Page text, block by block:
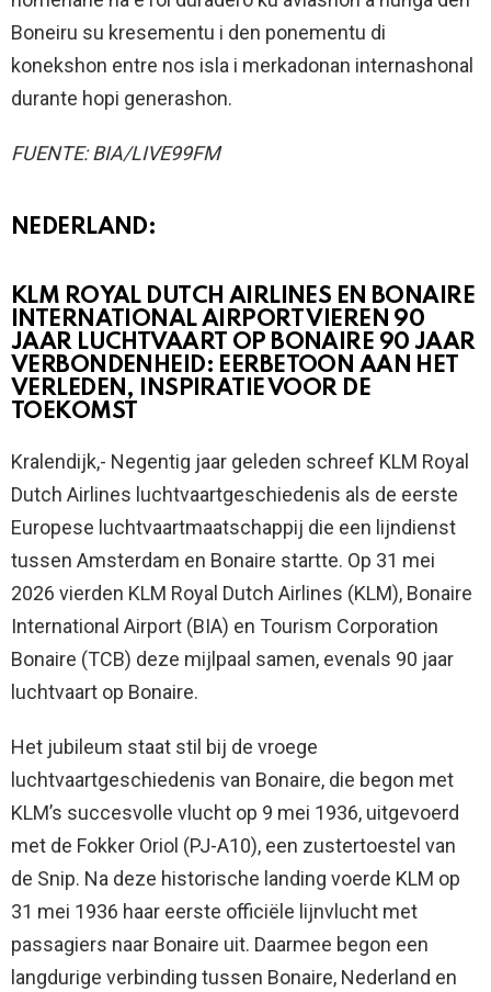
Boneiru su kresementu i den ponementu di
konekshon entre nos isla i merkadonan internashonal
durante hopi generashon.
FUENTE: BIA/LIVE99FM
NEDERLAND:
KLM ROYAL DUTCH AIRLINES EN BONAIRE
INTERNATIONAL AIRPORT VIEREN 90
JAAR LUCHTVAART OP BONAIRE 90 JAAR
VERBONDENHEID: EERBETOON AAN HET
VERLEDEN, INSPIRATIE VOOR DE
TOEKOMST
Kralendijk,- Negentig jaar geleden schreef KLM Royal
Dutch Airlines luchtvaartgeschiedenis als de eerste
Europese luchtvaartmaatschappij die een lijndienst
tussen Amsterdam en Bonaire startte. Op 31 mei
2026 vierden KLM Royal Dutch Airlines (KLM), Bonaire
International Airport (BIA) en Tourism Corporation
Bonaire (TCB) deze mijlpaal samen, evenals 90 jaar
luchtvaart op Bonaire.
Het jubileum staat stil bij de vroege
luchtvaartgeschiedenis van Bonaire, die begon met
KLM’s succesvolle vlucht op 9 mei 1936, uitgevoerd
met de Fokker Oriol (PJ-A10), een zustertoestel van
de Snip. Na deze historische landing voerde KLM op
31 mei 1936 haar eerste officiële lijnvlucht met
passagiers naar Bonaire uit. Daarmee begon een
langdurige verbinding tussen Bonaire, Nederland en